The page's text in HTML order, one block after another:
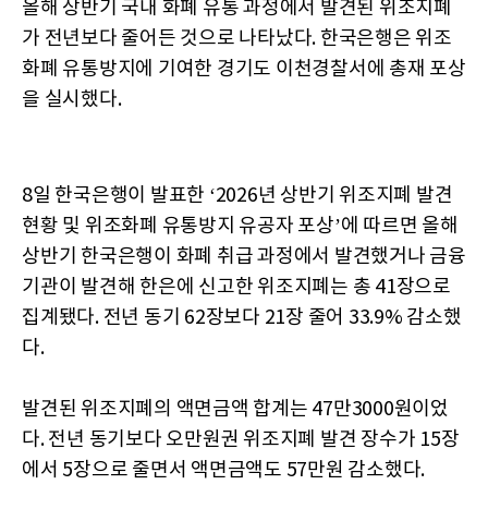
올해 상반기 국내 화폐 유통 과정에서 발견된 위조지폐
가 전년보다 줄어든 것으로 나타났다. 한국은행은 위조
화폐 유통방지에 기여한 경기도 이천경찰서에 총재 포상
을 실시했다.
8일 한국은행이 발표한 ‘2026년 상반기 위조지폐 발견
현황 및 위조화폐 유통방지 유공자 포상’에 따르면 올해
상반기 한국은행이 화폐 취급 과정에서 발견했거나 금융
기관이 발견해 한은에 신고한 위조지폐는 총 41장으로
집계됐다. 전년 동기 62장보다 21장 줄어 33.9% 감소했
다.
발견된 위조지폐의 액면금액 합계는 47만3000원이었
다. 전년 동기보다 오만원권 위조지폐 발견 장수가 15장
에서 5장으로 줄면서 액면금액도 57만원 감소했다.